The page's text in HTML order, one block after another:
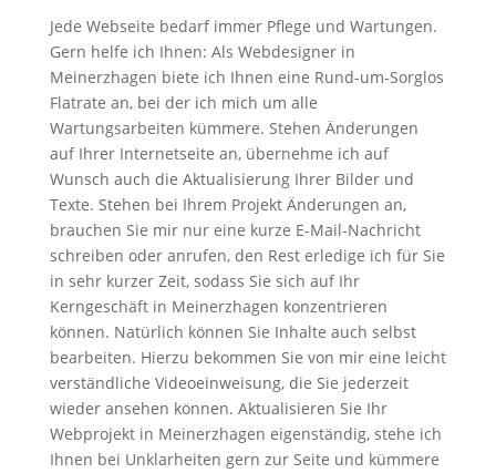
Jede Webseite bedarf immer Pflege und Wartungen.
Gern helfe ich Ihnen: Als Webdesigner in
Meinerzhagen biete ich Ihnen eine Rund-um-Sorglos
Flatrate an, bei der ich mich um alle
Wartungsarbeiten kümmere. Stehen Änderungen
auf Ihrer Internetseite an, übernehme ich auf
Wunsch auch die Aktualisierung Ihrer Bilder und
Texte. Stehen bei Ihrem Projekt Änderungen an,
brauchen Sie mir nur eine kurze E-Mail-Nachricht
schreiben oder anrufen, den Rest erledige ich für Sie
in sehr kurzer Zeit, sodass Sie sich auf Ihr
Kerngeschäft in Meinerzhagen konzentrieren
können. Natürlich können Sie Inhalte auch selbst
bearbeiten. Hierzu bekommen Sie von mir eine leicht
verständliche Videoeinweisung, die Sie jederzeit
wieder ansehen können. Aktualisieren Sie Ihr
Webprojekt in Meinerzhagen eigenständig, stehe ich
Ihnen bei Unklarheiten gern zur Seite und kümmere